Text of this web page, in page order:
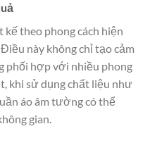
theo phong cách hiện
này không chỉ tạo cảm
phối hợp với nhiều phong
khi sử dụng chất liệu như
áo âm tường có thể
gian.